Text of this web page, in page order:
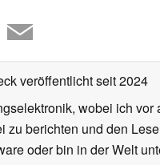
veröffentlichtseit 2024
wobei ich
berichten und den
oder bin in der Welt